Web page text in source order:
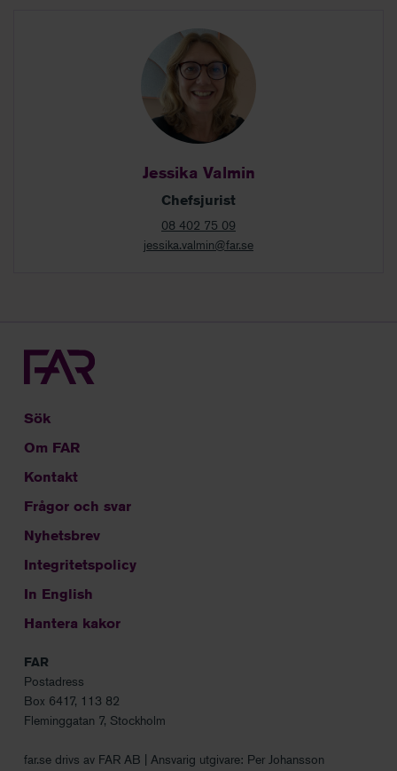
Jessika Valmin
Chefsjurist
08 402 75 09
jessika.valmin@far.se
Sök
Om FAR
Kontakt
Frågor och svar
Nyhetsbrev
Integritetspolicy
In English
Hantera kakor
FAR
Postadress
Box 6417, 113 82
Fleminggatan 7, Stockholm
far.se drivs av FAR AB | Ansvarig utgivare: Per Johansson